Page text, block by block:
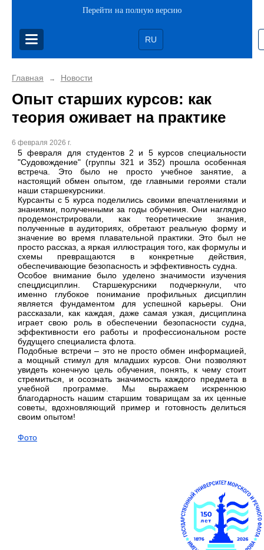
Перейти на полную версию
RU
Главная → Новости
Опыт старших курсов: как
теория оживает на практике
6 февраля 2026 г.
5 февраля для студентов 2 и 5 курсов специальности
"Судовождение" (группы 321 и 352) прошла особенная
встреча. Это было не просто учебное занятие, а
настоящий обмен опытом, где главными героями стали
наши старшекурсники.
Курсанты с 5 курса поделились своими впечатлениями и
знаниями, полученными за годы обучения. Они наглядно
продемонстрировали, как теоретические знания,
полученные в аудиториях, обретают реальную форму и
значение во время плавательной практики. Это был не
просто рассказ, а яркая иллюстрация того, как формулы и
схемы превращаются в конкретные действия,
обеспечивающие безопасность и эффективность судна.
Особое внимание было уделено значимости изучения
спецдисциплин. Старшекурсники подчеркнули, что
именно глубокое понимание профильных дисциплин
является фундаментом для успешной карьеры. Они
рассказали, как каждая, даже самая узкая, дисциплина
играет свою роль в обеспечении безопасности судна,
эффективности его работы и профессиональном росте
будущего специалиста флота.
Подобные встречи – это не просто обмен информацией,
а мощный стимул для младших курсов. Они позволяют
увидеть конечную цель обучения, понять, к чему стоит
стремиться, и осознать значимость каждого предмета в
учебной программе. Мы выражаем искреннюю
благодарность нашим старшим товарищам за их ценные
советы, вдохновляющий пример и готовность делиться
своим опытом!
Фото